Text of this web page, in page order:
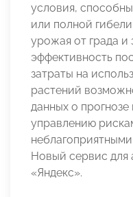
условия,
или полной
урожая от града и
эффективность
затраты на
растений
данных о
управлению
Новый сервис для
«Яндекс».